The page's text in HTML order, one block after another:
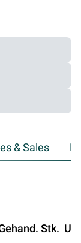
& Sales
Stk.